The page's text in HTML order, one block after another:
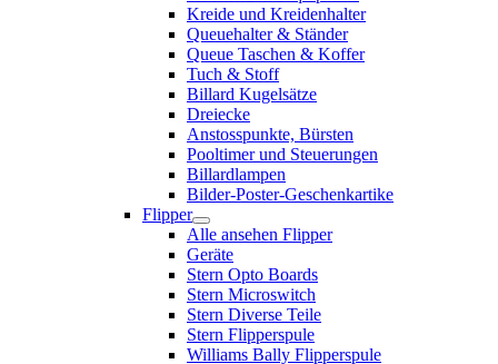
Kreide und Kreidenhalter
Queuehalter & Ständer
Queue Taschen & Koffer
Tuch & Stoff
Billard Kugelsätze
Dreiecke
Anstosspunkte, Bürsten
Pooltimer und Steuerungen
Billardlampen
Bilder-Poster-Geschenkartike
Flipper
Alle ansehen Flipper
Geräte
Stern Opto Boards
Stern Microswitch
Stern Diverse Teile
Stern Flipperspule
Williams Bally Flipperspule